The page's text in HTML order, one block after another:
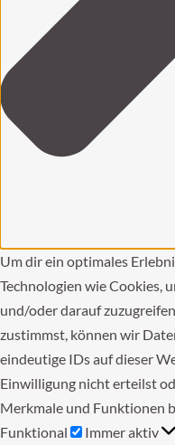
Um dir ein optimales
Technologien wie Cookies,
und/oder darauf
zustimmst, können wir
eindeutige IDs auf dieser
Einwilligung nicht erteilst
Merkmale und Funktionen
Funktional
Funktional
Immer aktiv